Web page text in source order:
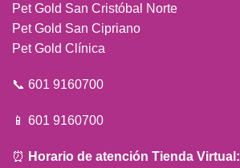
Pet Gold San Cristóbal Norte
Pet Gold San Cipriano
Pet Gold Clínica
📞 601 9160700
📱 601 9160700
⏰ Horario de atención Tienda Virtual: